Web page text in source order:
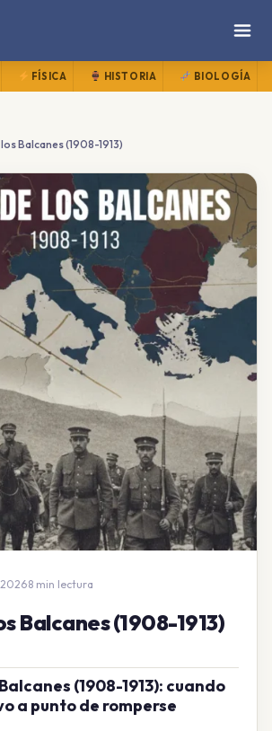
FÍSICA HISTORIA BIOLOGÍA
Balcanes (1908-1913)
2026·8 min lectura
Balcanes (1908-1913)
(1908-1913): cuando
a punto de romperse